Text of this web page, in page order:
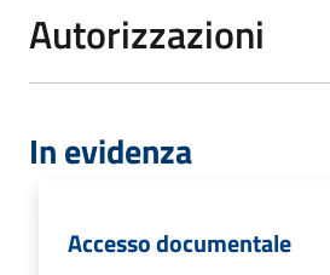
Autorizzazioni
In evidenza
Accesso documentale